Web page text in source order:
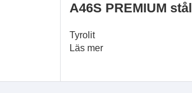
A46S PREMIUM stål
Tyrolit
Läs mer